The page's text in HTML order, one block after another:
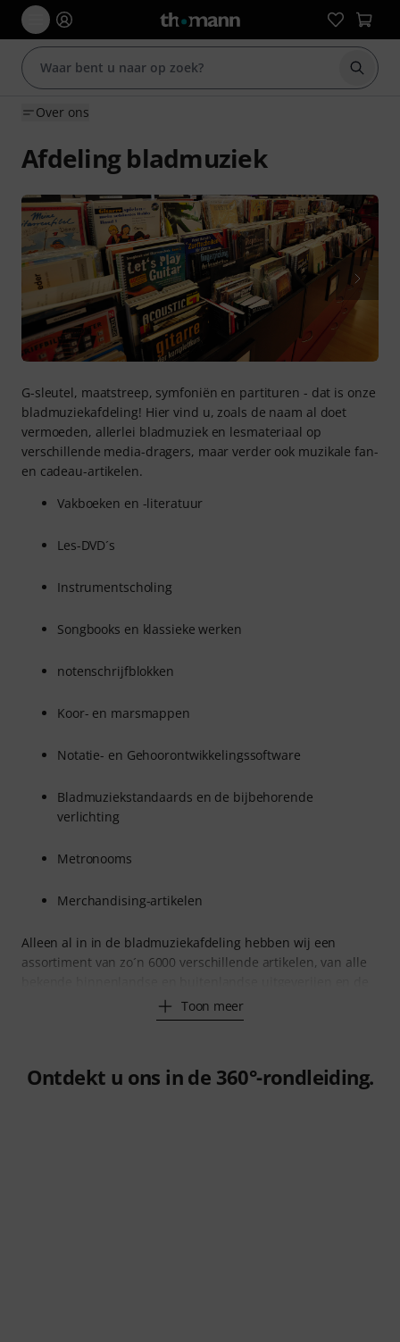
Zoek
Over ons
Afdeling bladmuziek
G-sleutel, maatstreep, symfoniën en partituren - dat is onze
bladmuziekafdeling! Hier vind u, zoals de naam al doet
vermoeden, allerlei bladmuziek en lesmateriaal op
verschillende media-dragers, maar verder ook muzikale fan-
en cadeau-artikelen.
Vakboeken en -literatuur
Les-DVD´s
Instrumentscholing
Songbooks en klassieke werken
notenschrijfblokken
Koor- en marsmappen
Notatie- en Gehoorontwikkelingssoftware
Bladmuziekstandaards en de bijbehorende
verlichting
Metronooms
Merchandising-artikelen
Alleen al in in de bladmuziekafdeling hebben wij een
assortiment van zo´n 6000 verschillende artikelen, van alle
Toon meer
Ontdekt u ons in de 360°-rondleiding.